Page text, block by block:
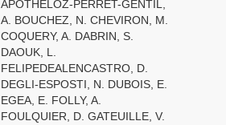
APOTHELOZ-PERRET-GENTIL,
A. BOUCHEZ, N. CHEVIRON, M.
COQUERY, A. DABRIN, S.
DAOUK, L.
FELIPEDEALENCASTRO, D.
DEGLI-ESPOSTI, N. DUBOIS, E.
EGEA, E. FOLLY, A.
FOULQUIER, D. GATEUILLE, V.